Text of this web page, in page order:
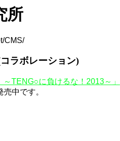
所
CMS/
ラボレーション)
TENG○に負けるな！2013～」
中です。